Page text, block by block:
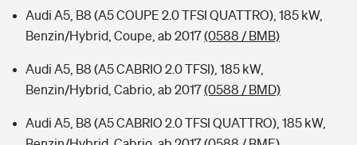
Audi A5, B8 (A5 COUPE 2.0 TFSI QUATTRO), 185 kW,
Benzin/Hybrid, Coupe, ab 2017(0588 / BMB)
Audi A5, B8 (A5 CABRIO 2.0 TFSI), 185 kW,
Benzin/Hybrid, Cabrio, ab 2017(0588 / BMD)
Audi A5, B8 (A5 CABRIO 2.0 TFSI QUATTRO), 185 kW,